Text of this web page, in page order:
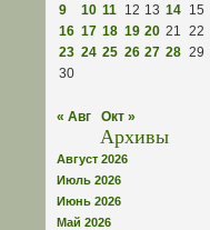
9
10 11 12 13 14 15
16 17 18 19 20 21
22
23 24 25 26 27 28 29
30
« Авг Окт »
Архивы
Август 2026
Июль 2026
Июнь 2026
Май 2026